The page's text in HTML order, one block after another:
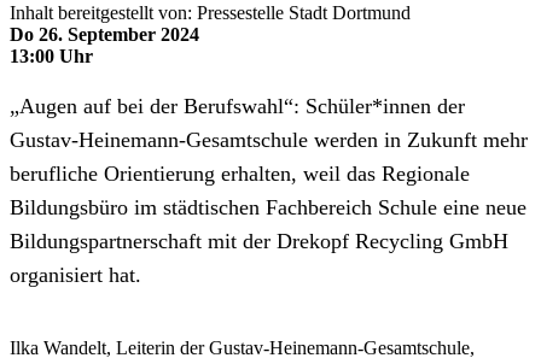
Inhalt bereitgestellt von: Pressestelle Stadt Dortmund
Do 26. September 2024
13:00 Uhr
„Augen auf bei der Berufswahl“: Schüler*innen der
Gustav-Heinemann-Gesamtschule werden in Zukunft mehr
berufliche Orientierung erhalten, weil das Regionale
Bildungsbüro im städtischen Fachbereich Schule eine neue
Bildungspartnerschaft mit der Drekopf Recycling GmbH
organisiert hat.
Ilka Wandelt, Leiterin der Gustav-Heinemann-Gesamtschule,